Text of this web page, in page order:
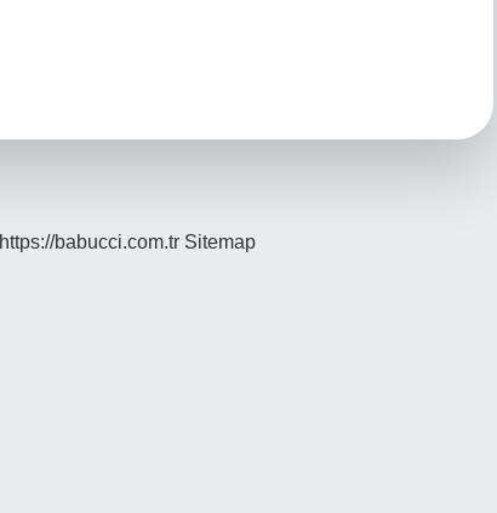
https://babucci.com.tr Sitemap